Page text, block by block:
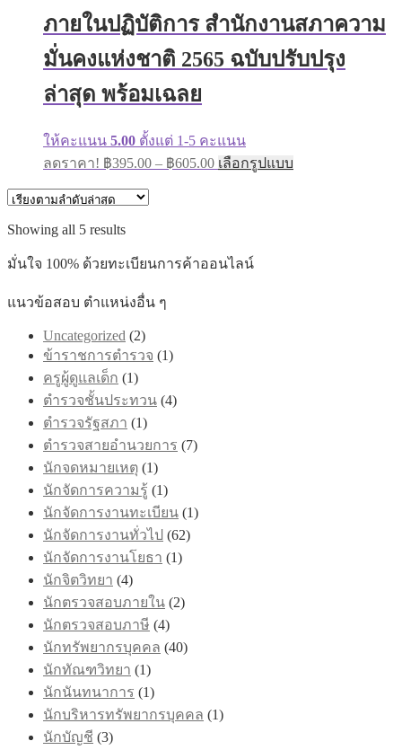
be
chosen
on
the
ภายในปฏิบัติการ สำนักงานสภาความ
มั่นคงแห่งชาติ 2565 ฉบับปรับปรุง
ล่าสุด พร้อมเฉลย
ให้คะแนน 5.00 ตั้งแต่ 1-5 คะแนน
ลดราคา! ฿395.00 – ฿605.00Price
range:
เลือกรูปแบบ
product
Showing all 5 resultsSorted
latest
มั่นใจ 100% ด้วยทะเบียนการค้าออนไลน์
แนวข้อสอบ ตำแหน่งอื่น ๆ
Uncategorized (2)
ข้าราชการตำรวจ (1)
ครูผู้ดูแลเด็ก (1)
ตำรวจชั้นประทวน (4)
ตำรวจรัฐสภา (1)
ตำรวจสายอำนวยการ (7)
นักจดหมายเหตุ (1)
นักจัดการความรู้ (1)
นักจัดการงานทะเบียน (1)
นักจัดการงานทั่วไป (62)
นักจัดการงานโยธา (1)
นักจิตวิทยา (4)
นักตรวจสอบภายใน (2)
นักตรวจสอบภาษี (4)
นักทรัพยากรบุคคล (40)
นักทัณฑวิทยา (1)
นักนันทนาการ (1)
นักบริหารทรัพยากรบุคคล (1)
นักบัญชี (3)